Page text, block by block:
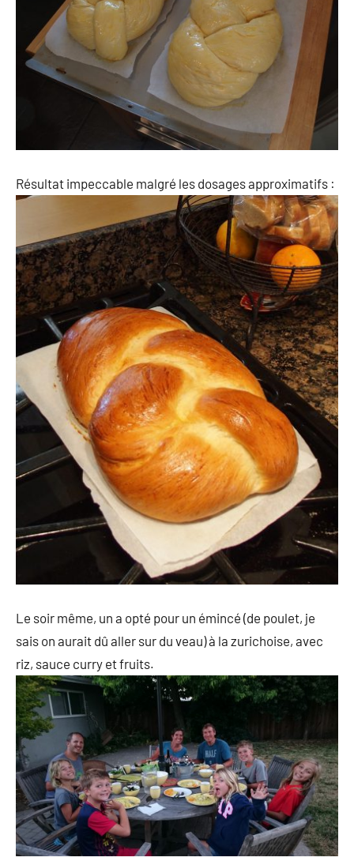
Résultat impeccable malgré les dosages approximatifs :
Le soir même, un a opté pour un émincé (de poulet, je
sais on aurait dû aller sur du veau) à la zurichoise, avec
riz, sauce curry et fruits.